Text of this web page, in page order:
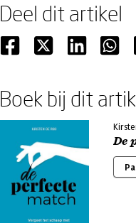
Deel dit artikel
Boek bij dit
De